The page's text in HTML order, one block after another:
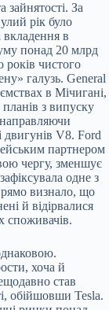
зайнятості. За
рік було
вкладення в
понад 20 млрд
років чистого
галузь. General
в Мічигані,
з випуску
двигунів V8. Ford
партнером
чергу, зменшує
одне з
визнало, що
й відірвалися
споживачів.
хоча й
став
обійшовши Tesla.